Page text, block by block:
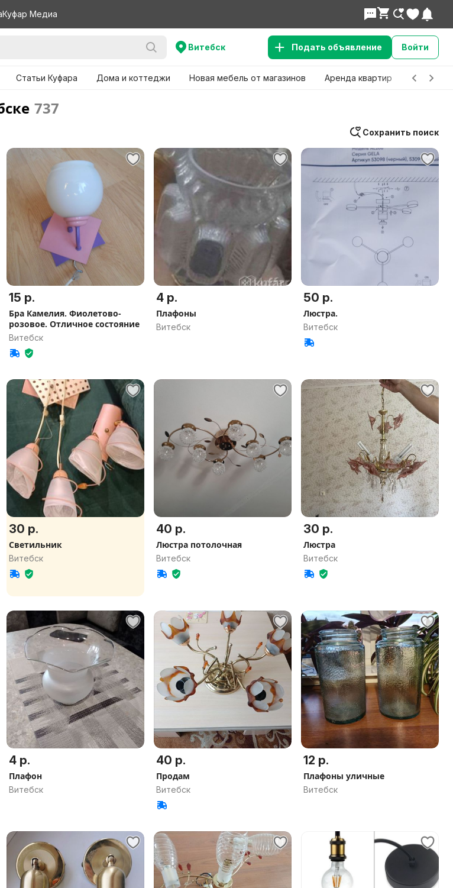
Куфар Медиа
Витебск Подать объявление Войти
Статьи Куфара Дома и коттеджи Новая мебель от магазинов Аренда квартир Детские
737
Сохранить поиск
15 р.
Бра Камелия. Фиолетово-
розовое. Отличное состояние
Витебск
4 р.
Плафоны
Витебск
50 р.
Люстра.
Витебск
30 р.
Светильник
Витебск
40 р.
Люстра потолочная
Витебск
30 р.
Люстра
Витебск
4 р.
Плафон
Витебск
40 р.
Продам
Витебск
12 р.
Плафоны уличные
Витебск